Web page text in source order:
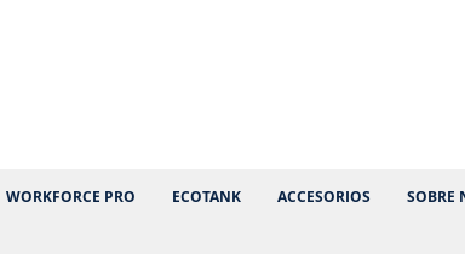
WORKFORCE PRO ECOTANK ACCESORIOS SOBRE
Por tu próxima compra te incluimos el Flete totalmente